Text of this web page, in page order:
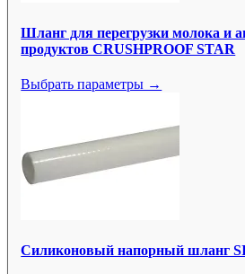
Шланг для перегрузки молока и
продуктов CRUSHPROOF STAR
Выбрать параметры →
Силиконовый напорный шланг